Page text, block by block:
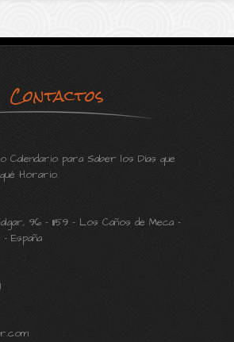
Contactos
Calendario para Saber los Días que
Horario.
96 - 11159 - Los Caños de Meca -
- España